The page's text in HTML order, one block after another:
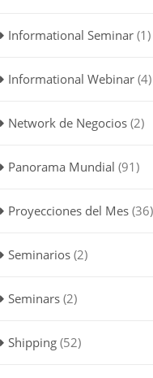
Informational Seminar(1)
Informational Webinar(4)
Network de Negocios(2)
Panorama Mundial (91)
Proyecciones del Mes(36)
Seminarios(2)
Seminars(2)
Shipping(52)